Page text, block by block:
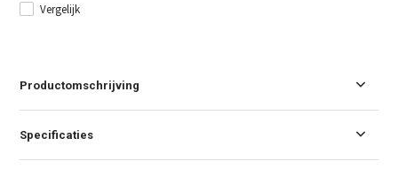
Vergelijk
Productomschrijving
Specificaties